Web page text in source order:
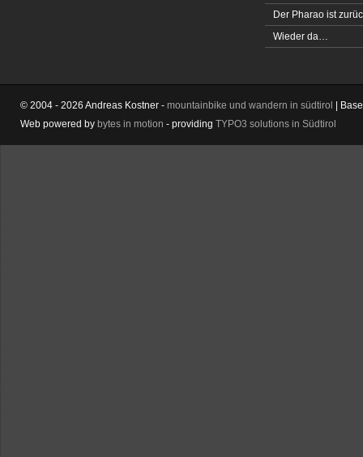
Der Pharao ist
Wieder da…
© 2004 - 2026 Andreas Kostner - mountainbike und wandern in südtirol |
Web powered by bytes in motion - providing TYPO3 solutions in Südtirol